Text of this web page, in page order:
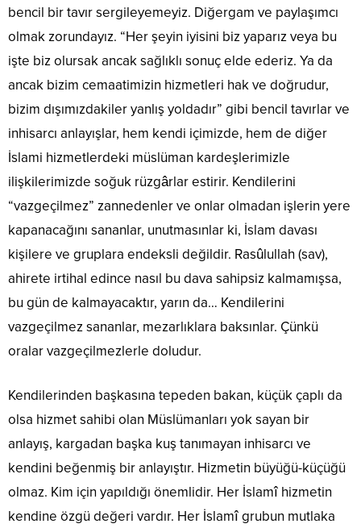
bencil bir tavır sergileyemeyiz. Diğergam ve paylaşımcı
olmak zorundayız. “Her şeyin iyisini biz yaparız veya bu
işte biz olursak ancak sağlıklı sonuç elde ederiz. Ya da
ancak bizim cemaatimizin hizmetleri hak ve doğrudur,
bizim dışımızdakiler yanlış yoldadır” gibi bencil tavırlar ve
inhisarcı anlayışlar, hem kendi içimizde, hem de diğer
İslami hizmetlerdeki müslüman kardeşlerimizle
ilişkilerimizde soğuk rüzgârlar estirir. Kendilerini
“vazgeçilmez” zannedenler ve onlar olmadan işlerin yere
kapanacağını sananlar, unutmasınlar ki, İslam davası
kişilere ve gruplara endeksli değildir. Rasûlullah (sav),
ahirete irtihal edince nasıl bu dava sahipsiz kalmamışsa,
bu gün de kalmayacaktır, yarın da… Kendilerini
vazgeçilmez sananlar, mezarlıklara baksınlar. Çünkü
oralar vazgeçilmezlerle doludur.
Kendilerinden başkasına tepeden bakan, küçük çaplı da
olsa hizmet sahibi olan Müslümanları yok sayan bir
anlayış, kargadan başka kuş tanımayan inhisarcı ve
kendini beğenmiş bir anlayıştır. Hizmetin büyüğü-küçüğü
olmaz. Kim için yapıldığı önemlidir. Her İslamî hizmetin
kendine özgü değeri vardır. Her İslamî grubun mutlaka